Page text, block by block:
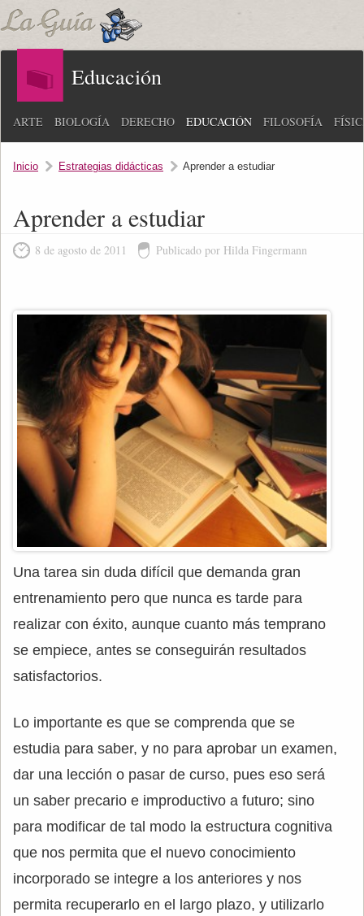
Educación
ARTE BIOLOGÍA DERECHO EDUCACIÓN FILOSOFÍA
Inicio Estrategias didácticas Aprender a estudiar
Aprender a estudiar
8 de agosto de 2011 Publicado por Hilda Fingermann
Una tarea sin duda difícil que demanda gran
entrenamiento pero que nunca es tarde para
realizar con éxito, aunque cuanto más temprano
se empiece, antes se conseguirán resultados
satisfactorios.
Lo importante es que se comprenda que se
estudia para saber, y no para aprobar un examen,
dar una lección o pasar de curso, pues eso será
un saber precario e improductivo a futuro; sino
para modificar de tal modo la estructura cognitiva
que nos permita que el nuevo conocimiento
incorporado se integre a los anteriores y nos
permita recuperarlo en el largo plazo, y utilizarlo